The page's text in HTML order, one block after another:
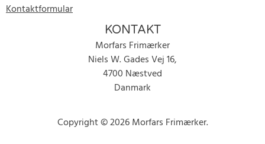
Kontaktformular
KONTAKT
Morfars Frimærker
Niels W. Gades Vej 16,
4700 Næstved
Danmark
Copyright © 2026 Morfars Frimærker.